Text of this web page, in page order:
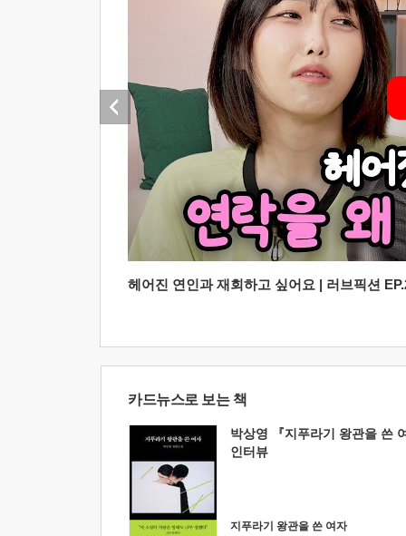
헤어진 연인과 재회하고 싶어요 | 러브픽션
카드뉴스로 보는 책
박상영 『지푸라기 왕관을 쓴
인터뷰
지푸라기 왕관을 쓴 여자